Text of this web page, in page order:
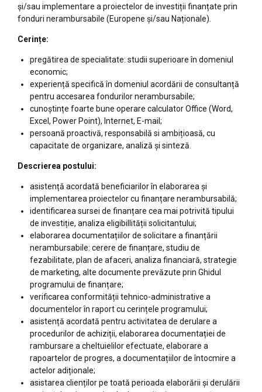
și/sau implementare a proiectelor de investiții finanțate prin
fonduri nerambursabile (Europene și/sau Naționale).
Cerințe:
pregătirea de specialitate: studii superioare în domeniul
economic;
experiență specifică în domeniul acordării de consultanță
pentru accesarea fondurilor nerambursabile;
cunoștințe foarte bune operare calculator Office (Word,
Excel, Power Point), Internet, E-mail;
persoană proactivă, responsabilă si ambițioasă, cu
capacitate de organizare, analiză și sinteză.
Descrierea postului:
asistență acordată beneficiarilor în elaborarea și
implementarea proiectelor cu finanțare nerambursabilă;
identificarea sursei de finanțare cea mai potrivită tipului
de investiție, analiza eligibillității solicitantului;
elaborarea documentațiilor de solicitare a finanțării
nerambursabile: cerere de finanțare, studiu de
fezabilitate, plan de afaceri, analiza financiară, strategie
de marketing, alte documente prevăzute prin Ghidul
programului de finanțare;
verificarea conformității tehnico-administrative a
documentelor în raport cu cerințele programului;
asistență acordată pentru activitatea de derulare a
procedurilor de achiziții, elaborarea documentației de
rambursare a cheltuielilor efectuate, elaborare a
rapoartelor de progres, a documentațiilor de întocmire a
actelor adiționale;
asistarea clienților pe toată perioada elaborării și derulării